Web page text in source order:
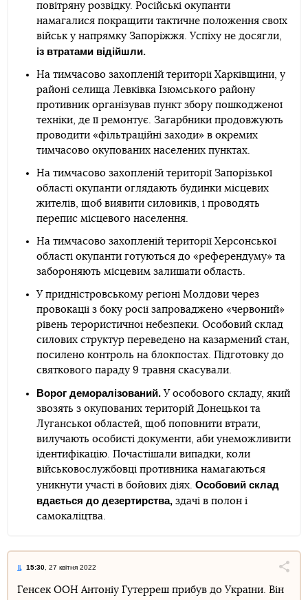
повітряну розвідку. Російські окупанти
намагалися покращити тактичне положення своїх
військ у напрямку Запоріжжя. Успіху не досягли,
із втратами відійшли.
На тимчасово захопленій території Харківщини, у
районі селища Левківка Ізюмського району
противник організував пункт збору пошкодженої
техніки, де її ремонтує. Загарбники продовжують
проводити «фільтраційні заходи» в окремих
тимчасово окупованих населених пунктах.
На тимчасово захопленій території Запорізької
області окупанти оглядають будинки місцевих
жителів, щоб виявити силовиків, і проводять
перепис місцевого населення.
На тимчасово захопленій території Херсонської
області окупанти готуються до «референдуму» та
забороняють місцевим залишати область.
У придністровському регіоні Молдови через
провокації з боку росії запроваджено «червоний»
рівень терористичної небезпеки. Особовий склад
силових структур переведено на казармений стан,
посилено контроль на блокпостах. Підготовку до
святкового параду 9 травня скасували.
Ворог деморалізований.У особового складу, який
звозять з окупованих територій Донецької та
Луганської областей, щоб поповнити втрати,
вилучають особисті документи, аби унеможливити
ідентифікацію. Почастішали випадки, коли
військовослужбовці противника намагаються
уникнути участі в бойових діях. Особовий склад
вдається до дезертирства,здачі в полон і
самокаліцтва.
15:30, 27 квітня 2022
Генсек ООН Антоніу Гутерреш прибув до України. Він